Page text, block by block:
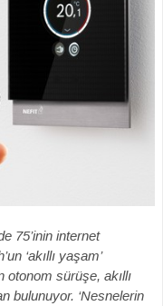
75’inin internet
‘akıllı yaşam’
sürüşe, akıllı
bulunuyor. ‘Nesnelerin